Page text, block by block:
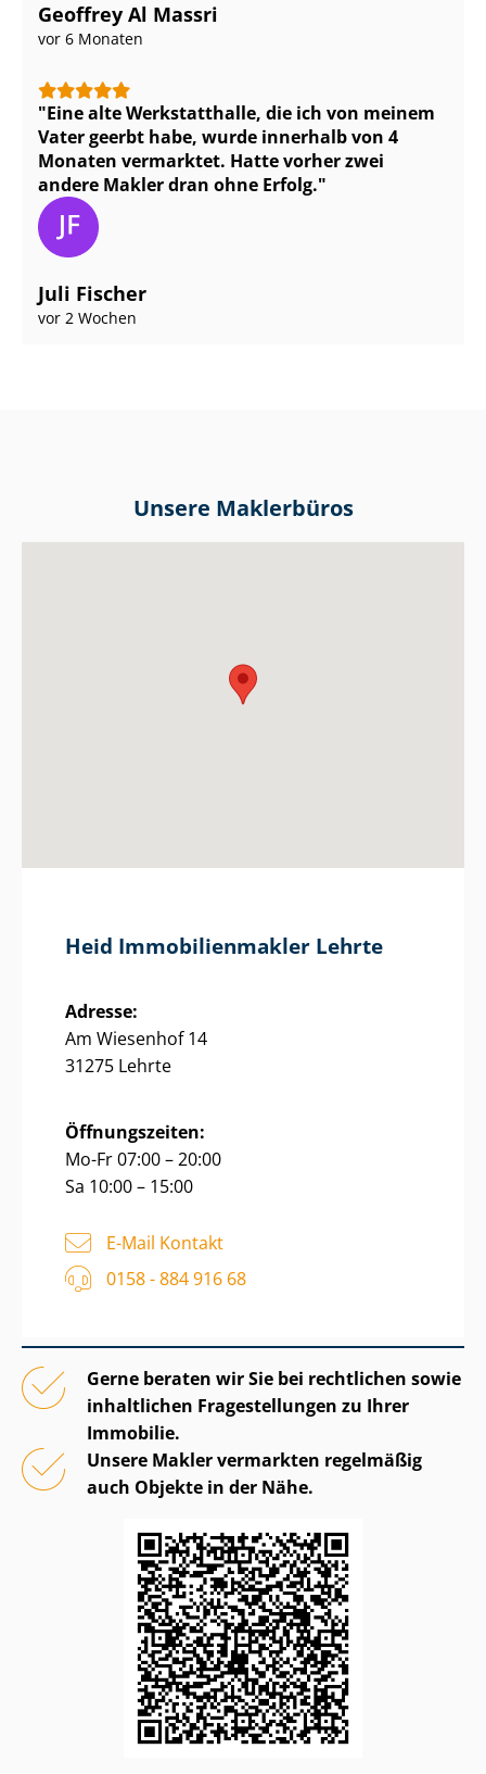
Geoffrey Al Massri
vor 6 Monaten
Eine alte Werkstatthalle, die ich von meinem
Vater geerbt habe, wurde innerhalb von 4
Monaten vermarktet. Hatte vorher zwei
andere Makler dran ohne Erfolg.
Juli Fischer
vor 2 Wochen
Unsere Maklerbüros
Heid Im­mo­bi­li­en­mak­ler Lehrte
Adresse:
Am Wiesenhof 14
31275 Lehrte
Öffnungszeiten:
Mo-Fr 07:00 – 20:00
Sa 10:00 – 15:00
E-Mail Kontakt
0158 - 884 916 68
Gerne beraten wir Sie bei rechtlichen sowie
inhaltlichen Fragestellungen zu Ihrer
Immobilie.
Unsere Makler vermarkten regelmäßig
auch Objekte in der Nähe.